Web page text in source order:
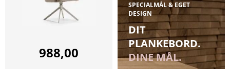
988,00
SPECIALMÅL & EGET
DESIGN
DIT
PLANKEBORD.
DINE MÅL.